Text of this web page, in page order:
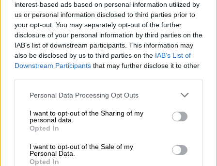
interest-based ads based on personal information utilized by
us or personal information disclosed to third parties prior to
your opt-out. You may separately opt-out of the further
disclosure of your personal information by third parties on the
IAB’s list of downstream participants. This information may
also be disclosed by us to third parties on the IAB’s List of
Downstream Participants that may further disclose it to other
Please note that this website/app uses one or more Google
not limited to your visit or usage behaviour. You may click to
grant or deny consent to Google and its third-party tags to
use your data for below specified purposes in below Google
consent section.
Personal Data Processing Opt Outs
I want to opt-out of the Sharing of my
personal data.
Opted In
I want to opt-out of the Sale of my
Personal Data.
Opted In
Όλα ξεκίνησαν στις 29 Ιουνίου, όταν μια
42χρονη γυναίκα κατάφερε να φύγει από
διαμέρισμα και να φτάσει σε γειτονικό
κατάστημα, κρατώντας ένα χαρτί που έγραφε
«βοήθεια».
Κόσμος|09.07.2026 10:38
Ζούσε με έναν ανθρώπινο σκελετό
ξαπλωμένο στον καναπέ του: Η
ιστορία του Χοσέ